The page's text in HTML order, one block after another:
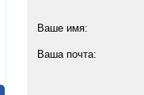
Ваше имя:
Ваша почта: